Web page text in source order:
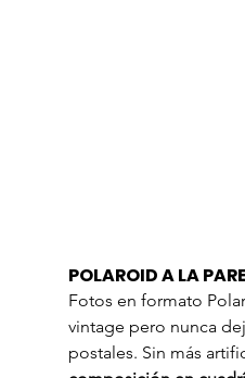
POLAROID A LA
Fotos en formato
vintage pero nunca
postales. Sin más